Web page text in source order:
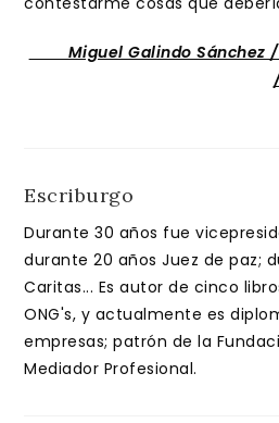
Miguel Galindo Sánchez
Escriburgo
Durante 30 años fue
durante 20 años Juez de paz;
Caritas... Es autor de cinco
ONG's, y actualmente es
empresas; patrón de la
Mediador Profesional.